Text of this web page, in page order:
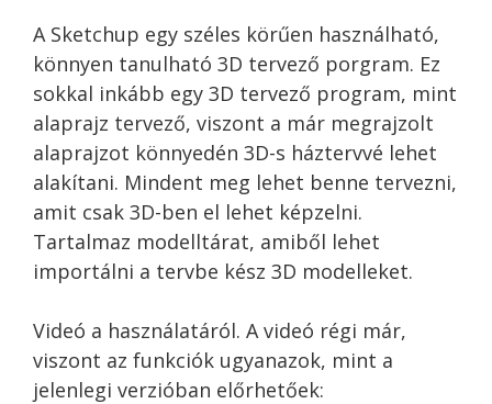
A Sketchup egy széles körűen használható,
könnyen tanulható 3D tervező porgram. Ez
sokkal inkább egy 3D tervező program, mint
alaprajz tervező, viszont a már megrajzolt
alaprajzot könnyedén 3D-s háztervvé lehet
alakítani. Mindent meg lehet benne tervezni,
amit csak 3D-ben el lehet képzelni.
Tartalmaz modelltárat, amiből lehet
importálni a tervbe kész 3D modelleket.
Videó a használatáról. A videó régi már,
viszont az funkciók ugyanazok, mint a
jelenlegi verzióban előrhetőek: